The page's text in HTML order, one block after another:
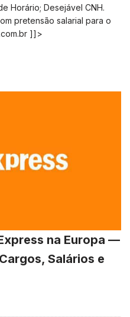
Horário; Desejável CNH.
pretensão salarial para o
]]>
na Europa —
Salários e